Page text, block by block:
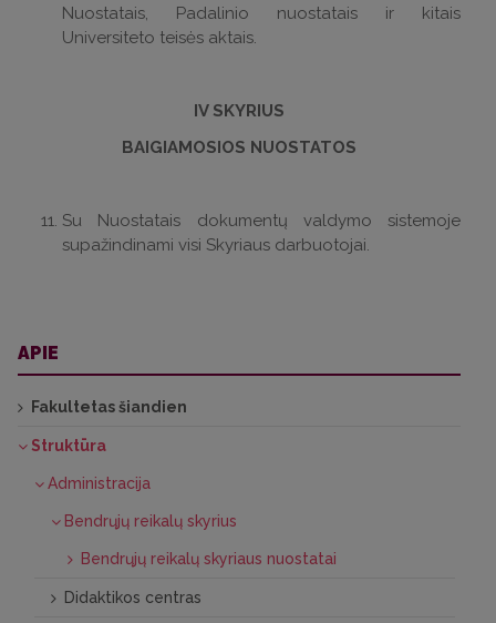
Nuostatais, Padalinio nuostatais ir kitais
Universiteto teisės aktais.
IV SKYRIUS
BAIGIAMOSIOS NUOSTATOS
Su Nuostatais dokumentų valdymo sistemoje
supažindinami visi Skyriaus darbuotojai.
APIE
Fakultetas šiandien
Struktūra
Administracija
Bendrųjų reikalų skyrius
Bendrųjų reikalų skyriaus nuostatai
Didaktikos centras